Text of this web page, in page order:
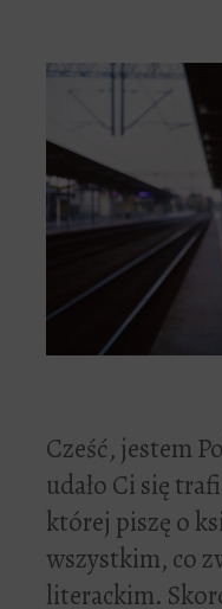
Cześć, jestem
udało Ci się
której piszę o
wszystkim, co
literackim.